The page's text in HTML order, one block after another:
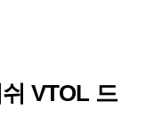
VTOL 드